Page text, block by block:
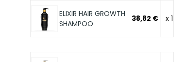
ELIXIR HAIR GROWTH
SHAMPOO
38,82 € x 1